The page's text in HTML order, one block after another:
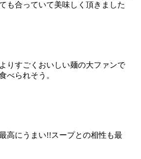
も合っていて美味しく頂きました
りすごくおいしい麺の大ファンで
べられそう。
高にうまい!!スープとの相性も最